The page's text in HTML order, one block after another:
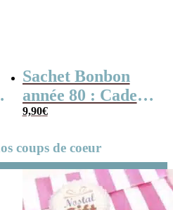
Sachet Bonbon
année 80 : Cadeau
Atsem
9,90€
coups de coeur